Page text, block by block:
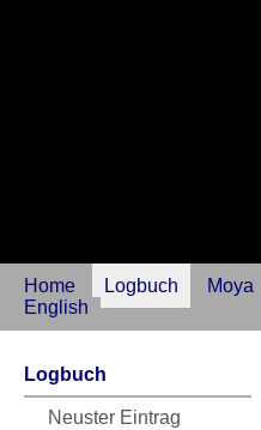
Home Logbuch Moya
English
Logbuch
Neuster Eintrag